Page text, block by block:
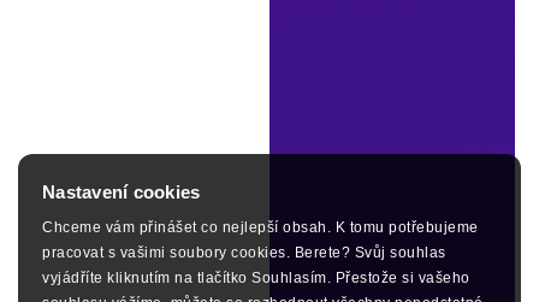
Nastavení cookies
Chceme vám přinášet co nejlepší obsah. K tomu potřebujeme
pracovat s vašimi soubory cookies. Berete? Svůj souhlas
vyjádříte kliknutím na tlačítko Souhlasím. Přestože si vašeho